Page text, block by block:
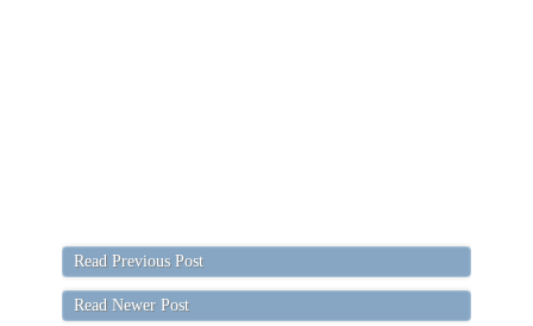
Read Previous Post
Read Newer Post